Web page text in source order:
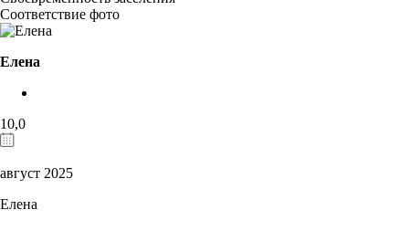
Соответствие фото
Елена
10,0
август 2025
Елена